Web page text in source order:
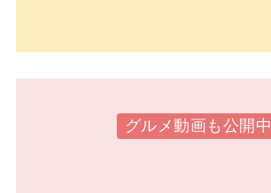
グルメ動画も公開中